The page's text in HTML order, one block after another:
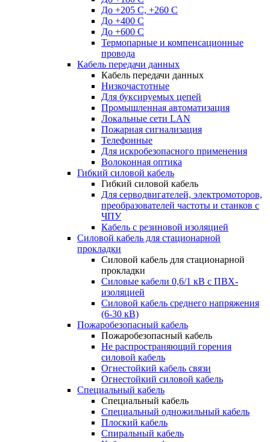
До +205 С, +260 С
До +400 C
До +600 С
Термопарные и компенсационные
провода
Кабель передачи данных
Кабель передачи данных
Низкочастотные
Для буксируемых цепей
Промышленная автоматизация
Локальные сети LAN
Пожарная сигнализация
Телефонные
Для искробезопасного применения
Волоконная оптика
Гибкий силовой кабель
Гибкий силовой кабель
Для серводвигателей, электромоторов,
преобразователей частоты и станков с
ЧПУ
Кабель с резиновой изоляцией
Силовой кабель для стационарной
прокладки
Силовой кабель для стационарной
прокладки
Силовые кабели 0,6/1 кВ с ПВХ-
изоляцией
Силовой кабель среднего напряжения
(6-30 кВ)
Пожаробезопасный кабель
Пожаробезопасный кабель
Не распространяющий горения
силовой кабель
Огнестойкий кабель связи
Огнестойкий силовой кабель
Специальный кабель
Специальный кабель
Специальный одножильный кабель
Плоский кабель
Спиральный кабель